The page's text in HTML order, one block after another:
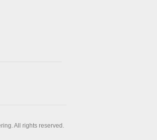
All rights reserved.